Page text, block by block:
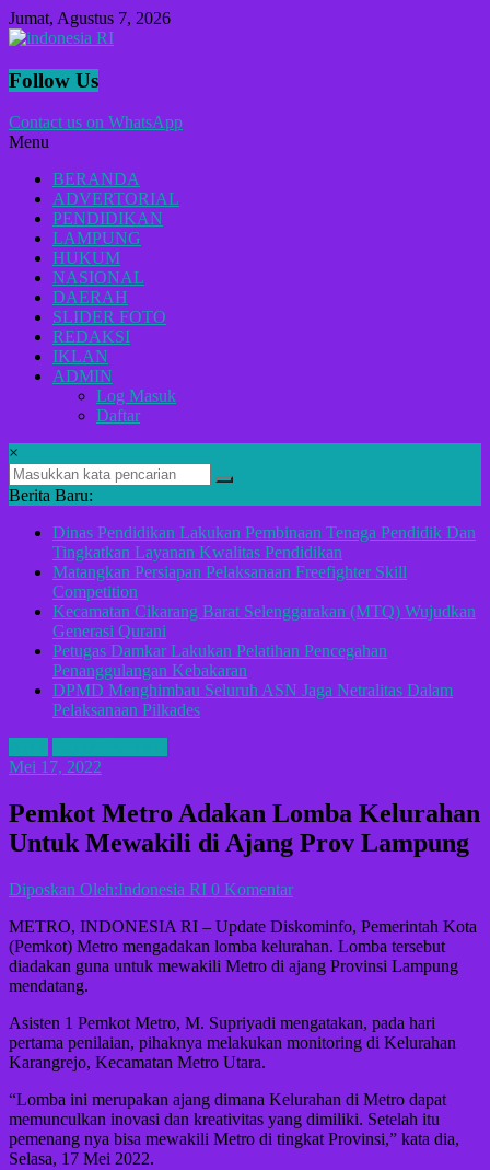
Lompat
ke
Jumat, Agustus 7, 2026
indonesia
Lugas
Menyikap
Berita,Terpercaya
Dan
Tegas
Follow Us
Contact us on WhatsApp
Menu
BERANDA
ADVERTORIAL
PENDIDIKAN
LAMPUNG
HUKUM
NASIONAL
DAERAH
SLIDER FOTO
REDAKSI
IKLAN
ADMIN
Log Masuk
Daftar
×
Berita Baru:
Dinas Pendidikan Lakukan Pembinaan Tenaga Pendidik Dan
Tingkatkan Layanan Kwalitas Pendidikan
Matangkan Persiapan Pelaksanaan Freefighter Skill
Competition
Kecamatan Cikarang Barat Selenggarakan (MTQ) Wujudkan
Generasi Qurani
Petugas Damkar Lakukan Pelatihan Pencegahan
Penanggulangan Kebakaran
DPMD Menghimbau Seluruh ASN Jaga Netralitas Dalam
Pelaksanaan Pilkades
Mei 17, 2022
Pemkot Metro Adakan Lomba Kelurahan
Untuk Mewakili di Ajang Prov Lampung
Diposkan Oleh:Indonesia RI 0 Komentar
METRO, INDONESIA RI – Update Diskominfo, Pemerintah Kota
(Pemkot) Metro mengadakan lomba kelurahan. Lomba tersebut
diadakan guna untuk mewakili Metro di ajang Provinsi Lampung
mendatang.
Asisten 1 Pemkot Metro, M. Supriyadi mengatakan, pada hari
pertama penilaian, pihaknya melakukan monitoring di Kelurahan
Karangrejo, Kecamatan Metro Utara.
“Lomba ini merupakan ajang dimana Kelurahan di Metro dapat
memunculkan inovasi dan kreativitas yang dimiliki. Setelah itu
pemenang nya bisa mewakili Metro di tingkat Provinsi,” kata dia,
Selasa, 17 Mei 2022.